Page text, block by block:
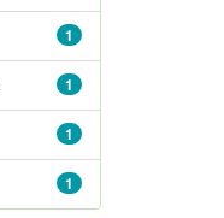
1
1
1
1